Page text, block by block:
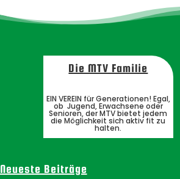
Die MTV Familie
EIN VEREIN für Generationen! Egal,
ob Jugend, Erwachsene oder
Senioren, der MTV bietet jedem
die Möglichkeit sich aktiv fit zu
halten.
Neueste Beiträge